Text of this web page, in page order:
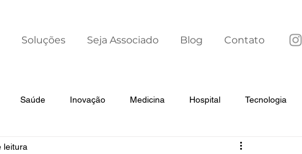
Soluções Seja Associado Blog Contato
Saúde Inovação Medicina Hospital Tecnologia
da Prematuridade
leitura